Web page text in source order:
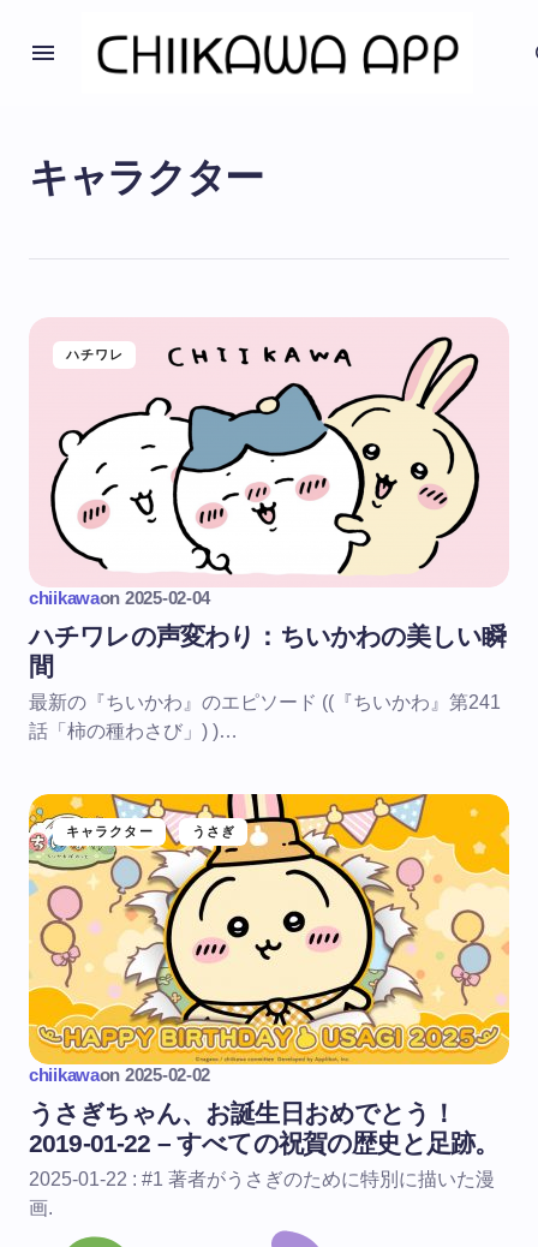
キャラクター
ハチワレ
chiikawaon 2025-02-04
ハチワレの声変わり：ちいかわの美しい瞬
間
最新の『ちいかわ』のエピソード ((『ちいかわ』第241
話「柿の種わさび」) )…
キャラクター うさぎ
chiikawaon 2025-02-02
うさぎちゃん、お誕生日おめでとう！
2019-01-22 – すべての祝賀の歴史と足跡。
2025-01-22 : #1 著者がうさぎのために特別に描いた漫
画.